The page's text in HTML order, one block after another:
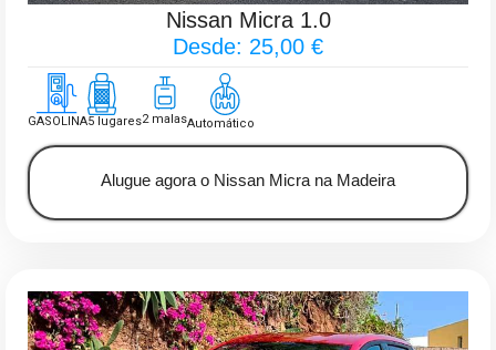
Nissan Micra 1.0
Desde: 25,00 €
GASOLINA5 lugares2 malasAutomático
Alugue agora o Nissan Micra na Madeira